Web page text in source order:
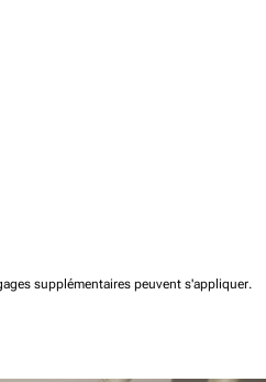
supplémentaires peuvent s'appliquer.